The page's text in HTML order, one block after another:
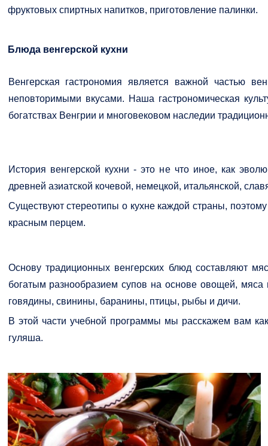
фруктовых спиртных напитков, приготовление палинки.
Блюда венгерской кухни
Венгерская гастрономия является важной частью
неповторимыми вкусами. Наша гастрономическая
богатствах Венгрии и многовековом наследии
История венгерской кухни - это не что иное, как
древней азиатской кочевой, немецкой, итальянской,
Существуют стереотипы о кухне каждой страны,
красным перцем.
Основу традиционных венгерских блюд составляют
богатым разнообразием супов на основе овощей,
говядины, свинины, баранины, птицы, рыбы и дичи.
В этой части учебной программы мы расскажем вам
гуляша.